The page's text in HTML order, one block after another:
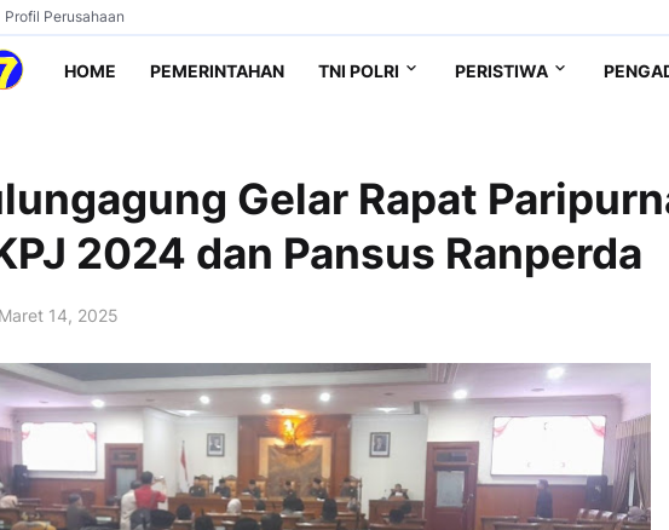
Profil Perusahaan
HOME PEMERINTAHAN TNI POLRI PERISTIWA
Gelar Rapat
2024 dan Pansus Ranperda
Maret 14, 2025